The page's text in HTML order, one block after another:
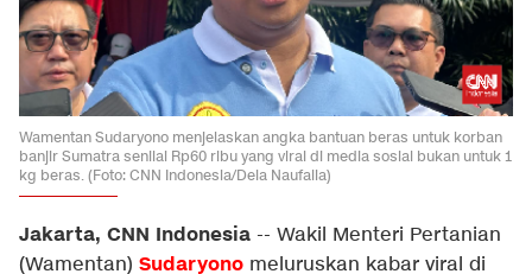
Wamentan Sudaryono menjelaskan angka bantuan beras untuk korban
banjir Sumatra senilai Rp60 ribu yang viral di media sosial bukan untuk 1
kg beras. (Foto: CNN Indonesia/Dela Naufalia)
Jakarta, CNN Indonesia -- Wakil Menteri Pertanian
(Wamentan) Sudaryono meluruskan kabar viral di